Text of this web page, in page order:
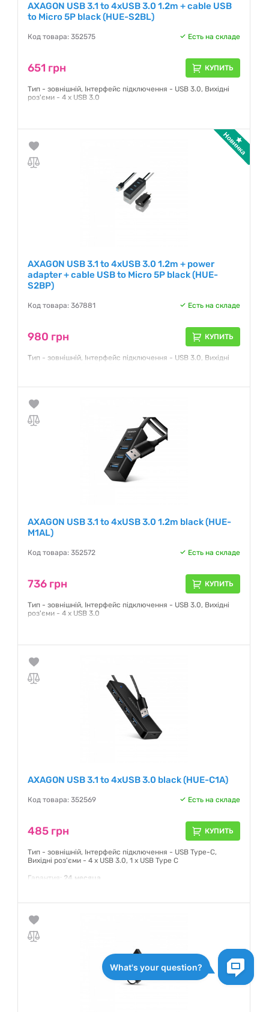
AXAGON USB 3.1 to 4xUSB 3.0 1.2m + cable USB
to Micro 5P black (HUE-S2BL)
Код товара: 352575 Есть на складе
651 грн КУПИТЬ
Тип - зовнішній, Інтерфейс підключення - USB 3.0, Вихідні
роз'єми - 4 x USB 3.0
AXAGON USB 3.1 to 4xUSB 3.0 1.2m + power
adapter + cable USB to Micro 5P black (HUE-
S2BP)
Код товара: 367881 Есть на складе
980 грн КУПИТЬ
Тип - зовнішній, Інтерфейс підключення - USB 3.0, Вихідні
AXAGON USB 3.1 to 4xUSB 3.0 1.2m black (HUE-
M1AL)
Код товара: 352572 Есть на складе
736 грн КУПИТЬ
Тип - зовнішній, Інтерфейс підключення - USB 3.0, Вихідні
роз'єми - 4 x USB 3.0
AXAGON USB 3.1 to 4xUSB 3.0 black (HUE-C1A)
Код товара: 352569 Есть на складе
485 грн КУПИТЬ
Тип - зовнішній, Інтерфейс підключення - USB Type-C,
Вихідні роз'єми - 4 x USB 3.0, 1 x USB Type C
Гарантия: 24 месяца